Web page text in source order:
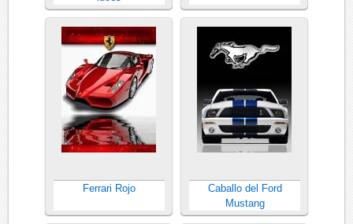
Ferrari Rojo
Caballo del Ford
Mustang